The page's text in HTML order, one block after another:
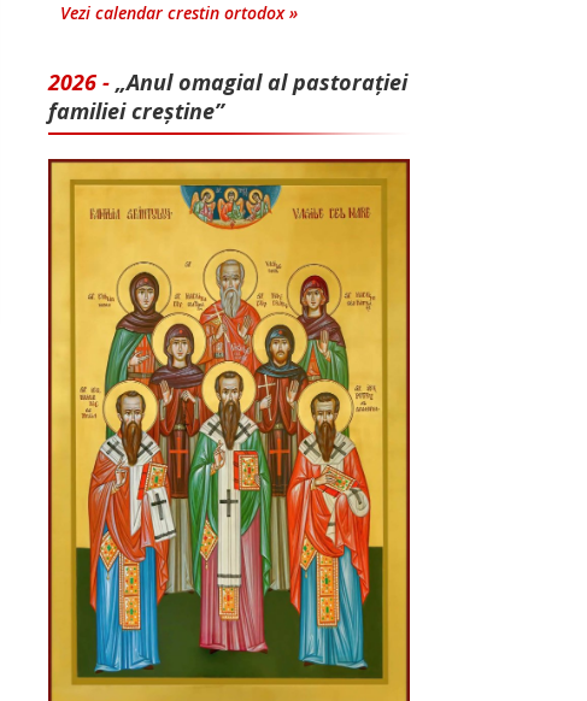
Vezi calendar crestin ortodox »
2026 - „Anul omagial al pastorației
familiei creștine”